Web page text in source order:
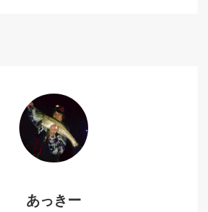
あっきー